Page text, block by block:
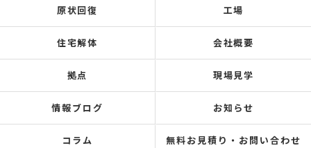
原状回復 工場
住宅解体 会社概要
拠点 現場見学
情報ブログ お知らせ
コラム 無料お見積り・お問い合わせ